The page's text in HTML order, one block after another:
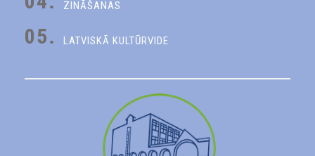
ZINĀŠANAS
05. LATVISKĀ KULTŪRVIDE